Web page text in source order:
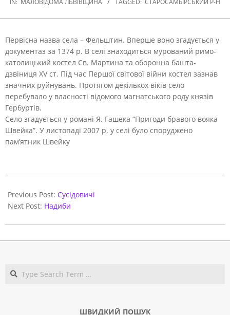
IN: МАЛОВІДОМА ЛЬВІВЩИНА TAGGED: СТАРОСАМБІРСЬКИЙ Р-Н
Первісна назва села – Фельштин. Вперше воно згадується у
документаз за 1374 р. В селі знаходиться мурований римо-
католицький костел Св. Мартина та оборонна башта-
дзвіниця XV ст. Під час Першої світової війни костел зазнав
значних руйнувань. Протягом декількох віків село
перебувало у власності відомого магнатського роду князів
Гербуртів.
Село згадується у романі Я. Гашека “Пригоди бравого вояка
Швейка”. У листопаді 2007 р. у селі було споруджено
пам’ятник Швейку
11-
07
Previous Post: Сусідовичі
Next Post: Надиби
ШВИДКИЙ ПОШУК